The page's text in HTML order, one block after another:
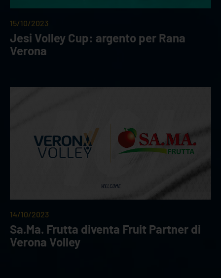
15/10/2023
Jesi Volley Cup: argento per Rana
Verona
14/10/2023
Sa.Ma. Frutta diventa Fruit Partner di
Verona Volley